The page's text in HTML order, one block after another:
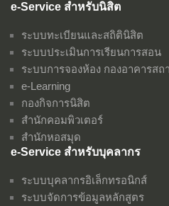
e-Service สำหรับนิสิต
ระบบทะเบียนและสถิตินิสิต
ระบบประเมินการเรียนการสอน
ระบบการจองห้อง กองอาคารสถ
e-Learning
กองกิจการนิสิต
สำนักคอมพิวเตอร์
สำนักหอสมุด
e-Service สำหรับบุคลากร
ระบบบุคลากรอิเล็กทรอนิกส์
ระบบจัดการข้อมูลหลักสูตร